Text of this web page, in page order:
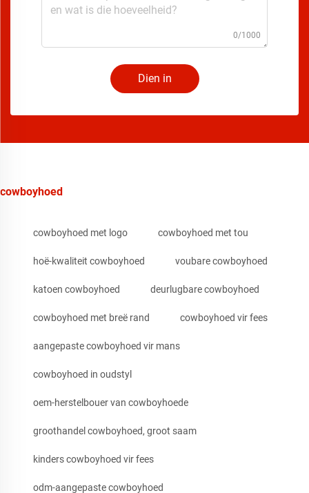
0/1000
Dien in
cowboyhoed
cowboyhoed met logo cowboyhoed met tou
hoë-kwaliteit cowboyhoed voubare cowboyhoed
katoen cowboyhoed deurlugbare cowboyhoed
cowboyhoed met breë rand cowboyhoed vir fees
aangepaste cowboyhoed vir mans
cowboyhoed in oudstyl
oem-herstelbouer van cowboyhoede
groothandel cowboyhoed, groot saam
kinders cowboyhoed vir fees
odm-aangepaste cowboyhoed